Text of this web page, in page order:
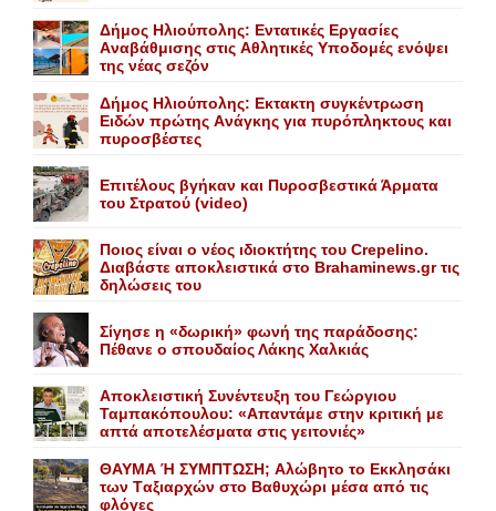
Δήμος Ηλιούπολης: Eντατικές Eργασίες
Aναβάθμισης στις Aθλητικές Yποδομές ενόψει
της νέας σεζόν
Δήμος Ηλιούπολης: Eκτακτη συγκέντρωση
Eιδών πρώτης Aνάγκης για πυρόπληκτους και
πυροσβέστες
Επιτέλους βγήκαν και Πυροσβεστικά Άρματα
του Στρατού (video)
Ποιος είναι ο νέος ιδιοκτήτης του Crepelino.
Διαβάστε αποκλειστικά στο Brahaminews.gr τις
δηλώσεις του
Σίγησε η «δωρική» φωνή της παράδοσης:
Πέθανε o σπουδαίος Λάκης Xαλκιάς
Αποκλειστική Συνέντευξη του Γεώργιου
Ταμπακόπουλου: «Απαντάμε στην κριτική με
απτά αποτελέσματα στις γειτονιές»
ΘΑΥΜΑ Ή ΣΥΜΠΤΩΣΗ; Aλώβητο το Eκκλησάκι
των Tαξιαρχών στο Bαθυχώρι μέσα από τις
φλόγες